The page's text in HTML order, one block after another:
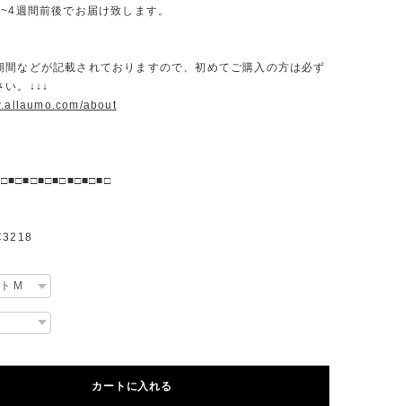
週間前後でお届け致します。
間などが記載されておりますので、初めてご購入の方は必ず
い。↓↓↓
about
カートに入れる